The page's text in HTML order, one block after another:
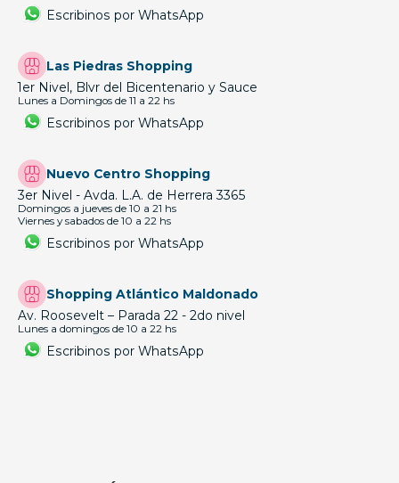
Escribinos por WhatsApp
Las Piedras Shopping
1er Nivel, Blvr del Bicentenario y Sauce
Lunes a Domingos de 11 a 22 hs
Escribinos por WhatsApp
Nuevo Centro Shopping
3er Nivel - Avda. L.A. de Herrera 3365
Domingos a jueves de 10 a 21 hs
Viernes y sabados de 10 a 22 hs
Escribinos por WhatsApp
Shopping Atlántico Maldonado
Av. Roosevelt – Parada 22 - 2do nivel
Lunes a domingos de 10 a 22 hs
Escribinos por WhatsApp